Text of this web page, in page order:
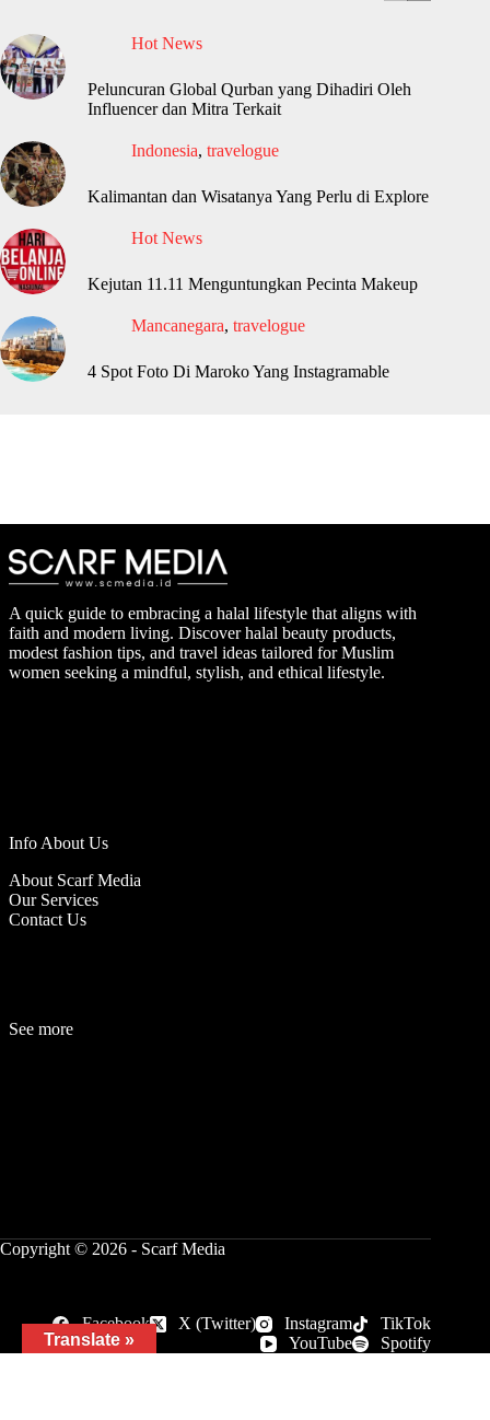
Hot News
Peluncuran Global Qurban yang Dihadiri Oleh
Influencer dan Mitra Terkait
Indonesia, travelogue
Kalimantan dan Wisatanya Yang Perlu di Explore
Hot News
Kejutan 11.11 Menguntungkan Pecinta Makeup
Mancanegara, travelogue
4 Spot Foto Di Maroko Yang Instagramable
A quick guide to embracing a halal lifestyle that aligns with
faith and modern living. Discover halal beauty products,
modest fashion tips, and travel ideas tailored for Muslim
women seeking a mindful, stylish, and ethical lifestyle.
Info About Us
About Scarf Media
Our Services
Contact Us
See more
Copyright © 2026 - Scarf Media
Facebook X (Twitter) Instagram
TikTok
YouTube
Spotify
Translate »